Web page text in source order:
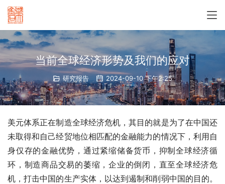
当前全球经济形势及我们的应对
研究报告 2024-09-10 下午2:25
美元体系正在制造全球经济危机，其目的就是为了在中国还
未取得和自己经贸地位相匹配的金融能力的情况下，利用自
身仅存的金融优势，通过紧缩储备货币，抑制全球经济循
环，制造商品交易的萎缩，企业的倒闭，直至全球经济危
机，打击中国的生产实体，以达到遏制和削弱中国的目的。